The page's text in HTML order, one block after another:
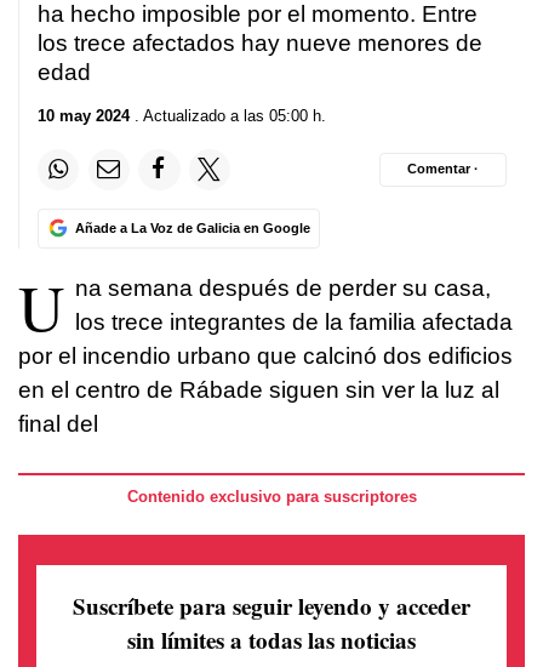
ha hecho imposible por el momento. Entre
los trece afectados hay nueve menores de
edad
10 may 2024. Actualizado a las 05:00 h.
Añade a La Voz de Galicia en Google
Comentar ·
U na semana después de perder su casa,
los trece integrantes de la familia afectada
por el incendio urbano que calcinó dos edificios
en el centro de Rábade siguen sin ver la luz al
final del
Contenido exclusivo para suscriptores
Suscríbete para seguir leyendo y acceder
sin límites a todas las noticias